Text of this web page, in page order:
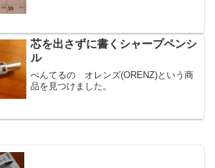
芯を出さずに書くシャープペンシ
ル
ぺんてるの オレンズ(ORENZ)という商
品を見つけました。